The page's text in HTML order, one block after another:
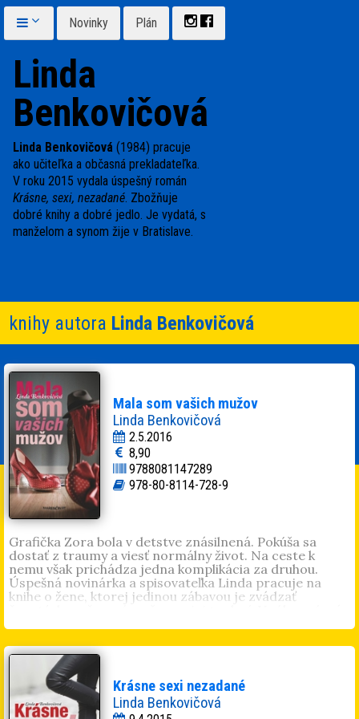
Novinky Plán
Linda
Benkovičová
Linda Benkovičová (1984) pracuje
ako učiteľka a občasná prekladateľka.
V roku 2015 vydala úspešný román
Krásne, sexi, nezadané. Zbožňuje
dobré knihy a dobré jedlo. Je vydatá, s
manželom a synom žije v Bratislave.
knihy autora Linda Benkovičová
Mala som vašich mužov
Linda Benkovičová
2.5.2016
8,90
9788081147289
978-80-8114-728-9
Grafička Zora bola v detstve znásilnená. Pokúša sa
dostať z traumy a viesť normálny život. Na ceste k
nemu však prichádza jedna komplikácia za druhou.
Úspešná novinárka a spisovateľka Linda pracuje na
knihe o žene, ktorej jedinou zábavou je zvádzať
jednom momente fatálne pretnú a odvtedy už nič nie je
také, aké bolo. Zora prevráti Lindin svet naruby a ona si
už nemôže byť ničím istá...
Linda Benkovičová(1984) pracuje ako učiteľka a
občasná prekladateľka. V roku 2015 vydala úspešný
Krásne sexi nezadané
Linda Benkovičová